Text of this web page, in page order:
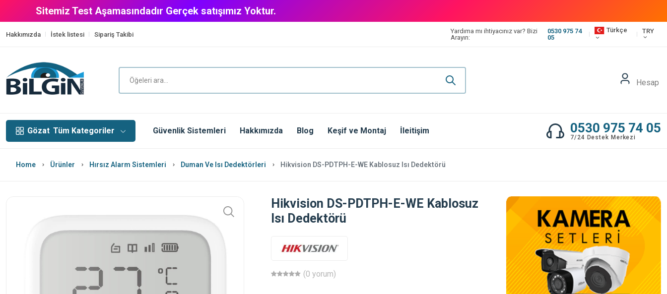
Sitemiz Test Aşamasındadır Gerçek satışımız Yoktur.
Hakkımızda İstek listesi Sipariş Takibi
Yardıma mı ihtiyacınız var? Bizi
Arayın:
0530 975 74
05
Türkçe TRY
Hesap
Gözat Tüm Kategoriler Güvenlik Sistemleri Hakkımızda Blog Keşif ve Montaj İleitişim 0530 975 74 05
7/24 Destek Merkezi
Home Ürünler Hırsız Alarm Sistemleri Duman Ve Isı Dedektörleri Hikvision DS-PDTPH-E-WE Kablosuz Isı Dedektörü
Hikvision DS-PDTPH-E-WE Kablosuz
Isı Dedektörü
(0 yorum)